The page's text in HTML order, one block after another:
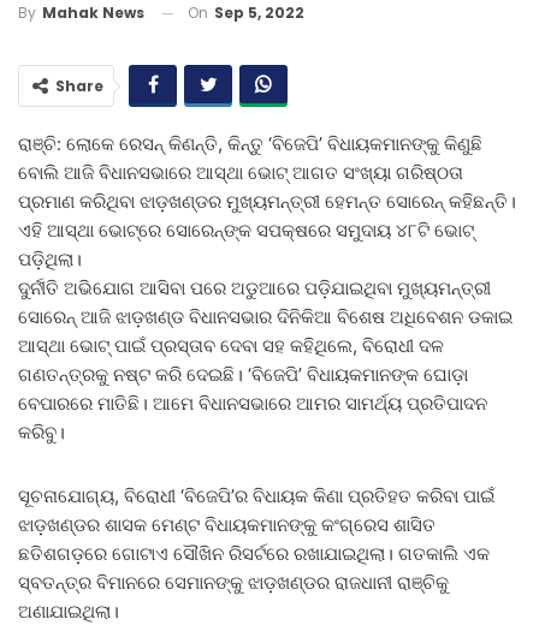
By Mahak News On Sep 5, 2022
Share
ରାଞ୍ଚି: ଲୋକେ ରେସନ୍‌ କିଣନ୍ତି, କିନ୍ତୁ ‘ବିଜେପି’ ବିଧାୟକମାନଙ୍କୁ କିଣୁଛି
ବୋଲି ଆଜି ବିଧାନସଭାରେ ଆସ୍ଥା ଭୋଟ୍‌ ଆଗତ ସଂଖ୍ୟା ଗରିଷ୍ଠତା
ପ୍ରମାଣ କରିଥିବା ଝାଡ଼ଖଣ୍ଡର ମୁଖ୍ୟମନ୍ତ୍ରୀ ହେମନ୍ତ ସୋରେନ୍‌ କହିଛନ୍ତି।
ଏହି ଆସ୍ଥା ଭୋଟ୍‌ରେ ସୋରେନ୍‌ଙ୍କ ସପକ୍ଷରେ ସମୁଦାୟ ୪୮ଟି ଭୋଟ୍‌
ପଡ଼ିଥିଲା।
ଦୁର୍ନୀତି ଅଭିଯୋଗ ଆସିବା ପରେ ଅଡୁଆରେ ପଡ଼ିଯାଇଥିବା ମୁଖ୍ୟମନ୍ତ୍ରୀ
ସୋରେନ୍‌ ଆଜି ଝାଡ଼ଖଣ୍ଡ ବିଧାନସଭାର ଦିନିକିଆ ବିଶେଷ ଅଧିବେଶନ ଡକାଇ
ଆସ୍ଥା ଭୋଟ୍‌ ପାଇଁ ପ୍ରସ୍ତାବ ଦେବା ସହ କହିଥିଲେ, ବିରୋଧୀ ଦଳ
ଗଣତନ୍ତ୍ରକୁ ନଷ୍ଟ କରି ଦେଇଛି। ‘ବିଜେପି’ ବିଧାୟକମାନଙ୍କ ଘୋଡ଼ା
ବେପାରରେ ମାତିଛି। ଆମେ ବିଧାନସଭା‌ରେ ଆମର ସାମର୍ଥ୍ୟ ପ୍ରତିପାଦନ
କରିବୁ।
ସୂଚନାଯୋଗ୍ୟ, ବିରୋଧୀ ‘ବିଜେପି’ର ବିଧାୟକ କିଣା ପ୍ରତିହତ କରିବା ପାଇଁ
ଝାଡ଼ଖଣ୍ଡର ଶାସକ ମେଣ୍ଟ ବିଧାୟକମାନଙ୍କୁ କଂଗ୍ରେସ ଶାସିତ
ଛତିଶଗଡ଼ରେ ଗୋଟାଏ ସୌଖିନ ରିସର୍ଟରେ ରଖାଯାଇଥିଲା। ଗତକାଲି ଏକ
ସ୍ବତନ୍ତ୍ର ବିମାନରେ ସେମାନଙ୍କୁ ଝାଡ଼ଖଣ୍ଡର ରାଜଧାନୀ ରାଞ୍ଚିକୁ
ଅଣାଯାଇଥିଲା।